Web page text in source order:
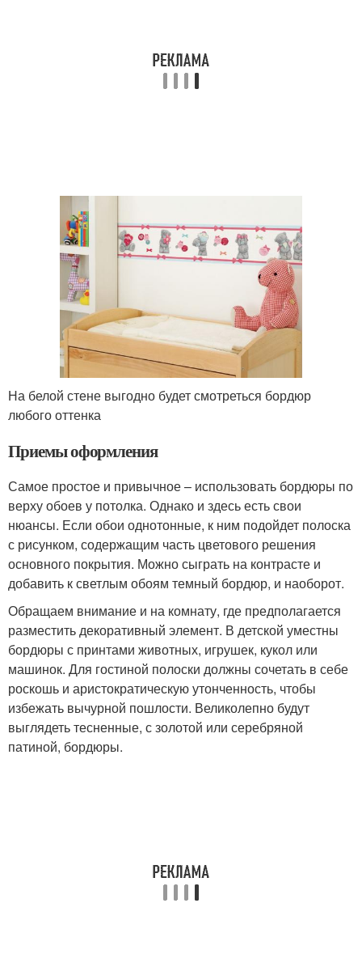
На белой стене выгодно будет смотреться бордюр
любого оттенка
Приемы оформления
Самое простое и привычное – использовать бордюры по
верху обоев у потолка. Однако и здесь есть свои
нюансы. Если обои однотонные, к ним подойдет полоска
с рисунком, содержащим часть цветового решения
основного покрытия. Можно сыграть на контрасте и
добавить к светлым обоям темный бордюр, и наоборот.
Обращаем внимание и на комнату, где предполагается
разместить декоративный элемент. В детской уместны
бордюры с принтами животных, игрушек, кукол или
машинок. Для гостиной полоски должны сочетать в себе
роскошь и аристократическую утонченность, чтобы
избежать вычурной пошлости. Великолепно будут
выглядеть тесненные, с золотой или серебряной
патиной, бордюры.